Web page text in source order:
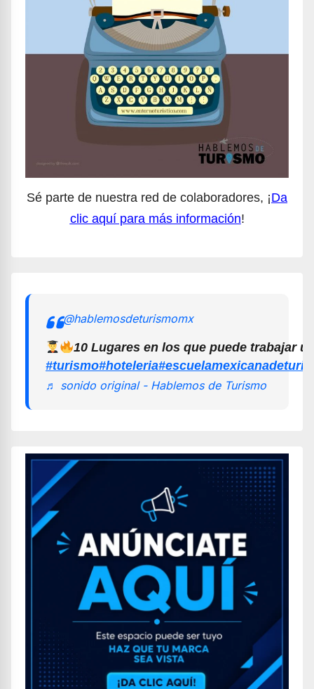
Sé parte de nuestra red de colaboradores, ¡Da
clic aquí para más información!
@hablemosdeturismomx
10 Lugares en los que puede trabajar
#turismo#hoteleria
♬ sonido original - Hablemos de Turismo